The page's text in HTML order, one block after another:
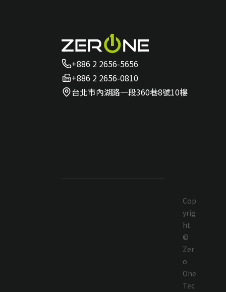
+886 2 2656-5656
+886 2 2656-0810
台北市內湖路一段360巷8號10樓
Cop
yrig
ht
©
Zer
o
One
Tec